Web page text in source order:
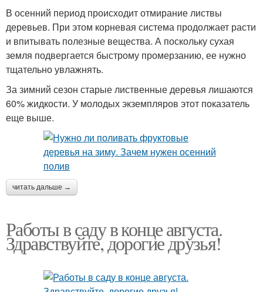
В осенний период происходит отмирание листвы
деревьев. При этом корневая система продолжает расти
и впитывать полезные вещества. А поскольку сухая
земля подвергается быстрому промерзанию, ее нужно
тщательно увлажнять.
За зимний сезон старые лиственные деревья лишаются
60% жидкости. У молодых экземпляров этот показатель
еще выше.
читать дальше →
Работы в саду в конце августа.
Здравствуйте, дорогие друзья!